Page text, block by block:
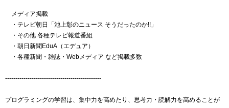
メディア掲載
・テレビ朝日「池上彰のニュース そうだったのか!!」
・その他 各種テレビ報道番組
・朝日新聞EduA（エデュア）
・各種新聞・雑誌・Webメディア など掲載多数
-----------------------------------------------
プログラミングの学習は、集中力を高めたり、思考力・読解力を高めることが